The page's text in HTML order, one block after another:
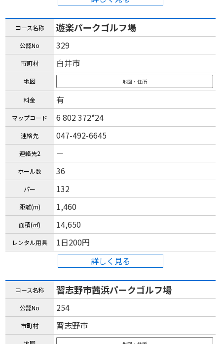
コース名称 遊楽パークゴルフ場
公認No 329
市町村 白井市
地図 地図・住所
料金 有
マップコード 6 802 372*24
連絡先 047-492-6645
連絡先2 －
ホール数 36
パー 132
距離(m) 1,460
面積(㎡) 14,650
レンタル用具
1日200円
詳しく見る
コース名称 習志野市茜浜パークゴルフ場
公認No 254
市町村 習志野市